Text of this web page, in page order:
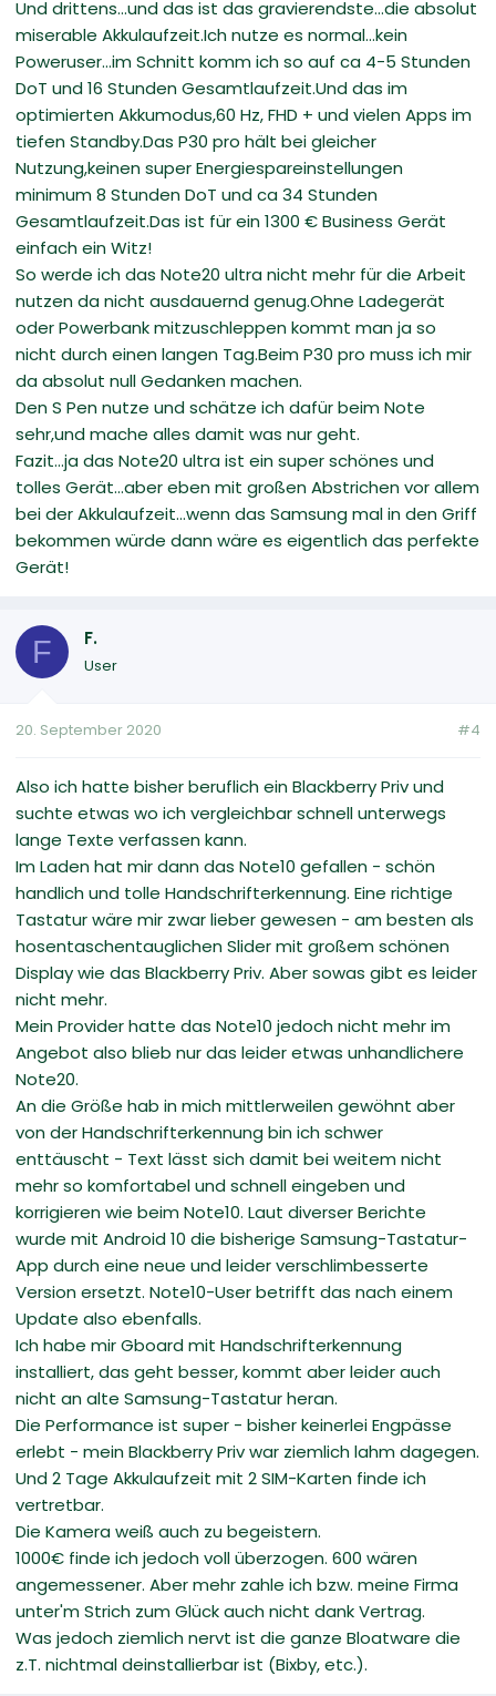
Und drittens...und das ist das gravierendste...die absolut
miserable Akkulaufzeit.Ich nutze es normal...kein
Poweruser...im Schnitt komm ich so auf ca 4-5 Stunden
DoT und 16 Stunden Gesamtlaufzeit.Und das im
optimierten Akkumodus,60 Hz, FHD + und vielen Apps im
tiefen Standby.Das P30 pro hält bei gleicher
Nutzung,keinen super Energiespareinstellungen
minimum 8 Stunden DoT und ca 34 Stunden
Gesamtlaufzeit.Das ist für ein 1300 € Business Gerät
einfach ein Witz!
So werde ich das Note20 ultra nicht mehr für die Arbeit
nutzen da nicht ausdauernd genug.Ohne Ladegerät
oder Powerbank mitzuschleppen kommt man ja so
nicht durch einen langen Tag.Beim P30 pro muss ich mir
da absolut null Gedanken machen.
Den S Pen nutze und schätze ich dafür beim Note
sehr,und mache alles damit was nur geht.
Fazit...ja das Note20 ultra ist ein super schönes und
tolles Gerät...aber eben mit großen Abstrichen vor allem
bei der Akkulaufzeit...wenn das Samsung mal in den Griff
bekommen würde dann wäre es eigentlich das perfekte
Gerät!
F F.
User
20. September 2020 #4
Also ich hatte bisher beruflich ein Blackberry Priv und
suchte etwas wo ich vergleichbar schnell unterwegs
lange Texte verfassen kann.
Im Laden hat mir dann das Note10 gefallen - schön
handlich und tolle Handschrifterkennung. Eine richtige
Tastatur wäre mir zwar lieber gewesen - am besten als
hosentaschentauglichen Slider mit großem schönen
Display wie das Blackberry Priv. Aber sowas gibt es leider
nicht mehr.
Mein Provider hatte das Note10 jedoch nicht mehr im
Angebot also blieb nur das leider etwas unhandlichere
Note20.
An die Größe hab in mich mittlerweilen gewöhnt aber
von der Handschrifterkennung bin ich schwer
enttäuscht - Text lässt sich damit bei weitem nicht
mehr so komfortabel und schnell eingeben und
korrigieren wie beim Note10. Laut diverser Berichte
wurde mit Android 10 die bisherige Samsung-Tastatur-
App durch eine neue und leider verschlimbesserte
Version ersetzt. Note10-User betrifft das nach einem
Update also ebenfalls.
Ich habe mir Gboard mit Handschrifterkennung
installiert, das geht besser, kommt aber leider auch
nicht an alte Samsung-Tastatur heran.
Die Performance ist super - bisher keinerlei Engpässe
erlebt - mein Blackberry Priv war ziemlich lahm dagegen.
Und 2 Tage Akkulaufzeit mit 2 SIM-Karten finde ich
vertretbar.
Die Kamera weiß auch zu begeistern.
1000€ finde ich jedoch voll überzogen. 600 wären
angemessener. Aber mehr zahle ich bzw. meine Firma
unter'm Strich zum Glück auch nicht dank Vertrag.
Was jedoch ziemlich nervt ist die ganze Bloatware die
z.T. nichtmal deinstallierbar ist (Bixby, etc.).